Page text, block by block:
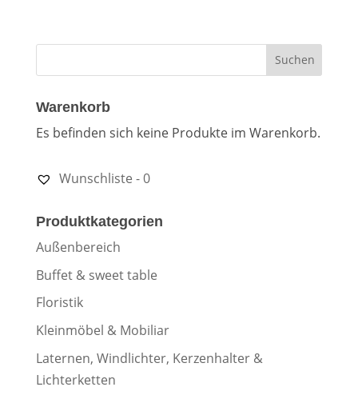
Warenkorb
Es befinden sich keine Produkte im Warenkorb.
Wunschliste -0
Produktkategorien
Außenbereich
Buffet & sweet table
Floristik
Kleinmöbel & Mobiliar
Laternen, Windlichter, Kerzenhalter &
Lichterketten